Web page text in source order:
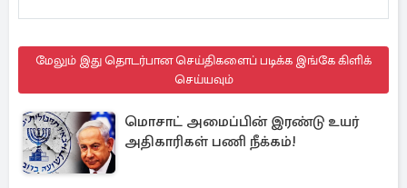
மேலும் இது தொடர்பான செய்திகளைப் படிக்க இங்கே கிளிக்
செய்யவும்
மொசாட் அமைப்பின் இரண்டு உயர்
அதிகாரிகள் பணி நீக்கம்!